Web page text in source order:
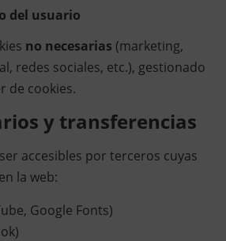
del usuario
no necesarias (marketing,
redes sociales, etc.), gestionado
de cookies.
y transferencias
accesibles por terceros cuyas
la web:
Google Fonts)